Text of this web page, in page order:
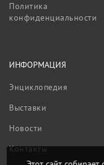
Политика
конфиденциальности
ИНФОРМАЦИЯ
Энциклопедия
Выставки
Новости
Контакты